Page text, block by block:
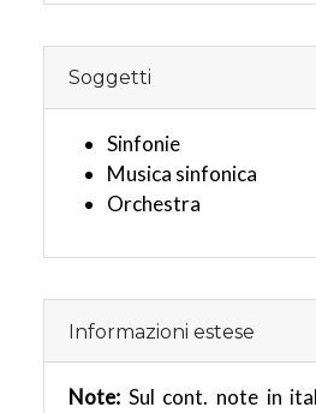
Soggetti
Sinfonie
Musica sinfonica
Orchestra
Informazioni estese
Note: Sul cont. note in